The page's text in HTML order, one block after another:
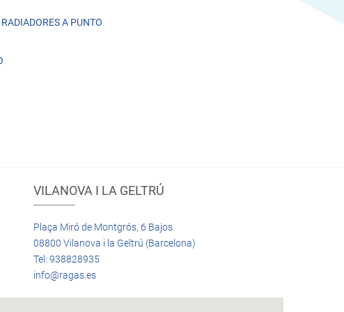
A PUNTO
VILANOVA I LA GELTRÚ
Plaça Miró de Montgrós, 6 Bajos
08800 Vilanova i la Geltrú (Barcelona)
Tel: 938828935
info@ragas.es